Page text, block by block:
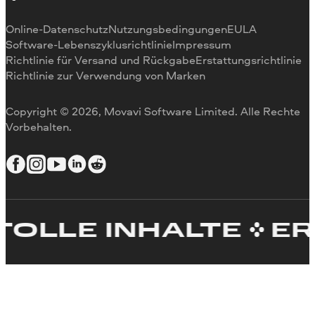
Video drehen
Videogröße ändern
Video umkehren
Video stabilisieren
Text zum Video hinzufügen
Video erstellen
Copyright © 2026, Movavi Software Limited. Alle Rechte
Vorbehalten.
Online-DatenschutzNutzungsbedingungenEULA
Software-LebenszyklusrichtlinieImpressum
Richtlinie für Versand und RückgabeErstattungsrichtlinie
Richtlinie zur Verwendung von Marken
INHALTE